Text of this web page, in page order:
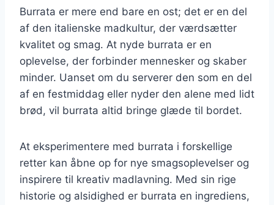
Burrata er mere end bare en ost; det er en del
af den italienske madkultur, der værdsætter
kvalitet og smag. At nyde burrata er en
oplevelse, der forbinder mennesker og skaber
minder. Uanset om du serverer den som en del
af en festmiddag eller nyder den alene med lidt
brød, vil burrata altid bringe glæde til bordet.
At eksperimentere med burrata i forskellige
retter kan åbne op for nye smagsoplevelser og
inspirere til kreativ madlavning. Med sin rige
historie og alsidighed er burrata en ingrediens,